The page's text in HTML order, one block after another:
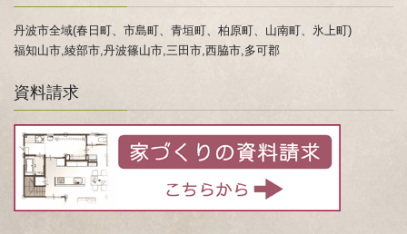
丹波市全域(春日町、市島町、青垣町、柏原町、山南町、氷上町)
福知山市,綾部市,丹波篠山市,三田市,西脇市,多可郡
資料請求